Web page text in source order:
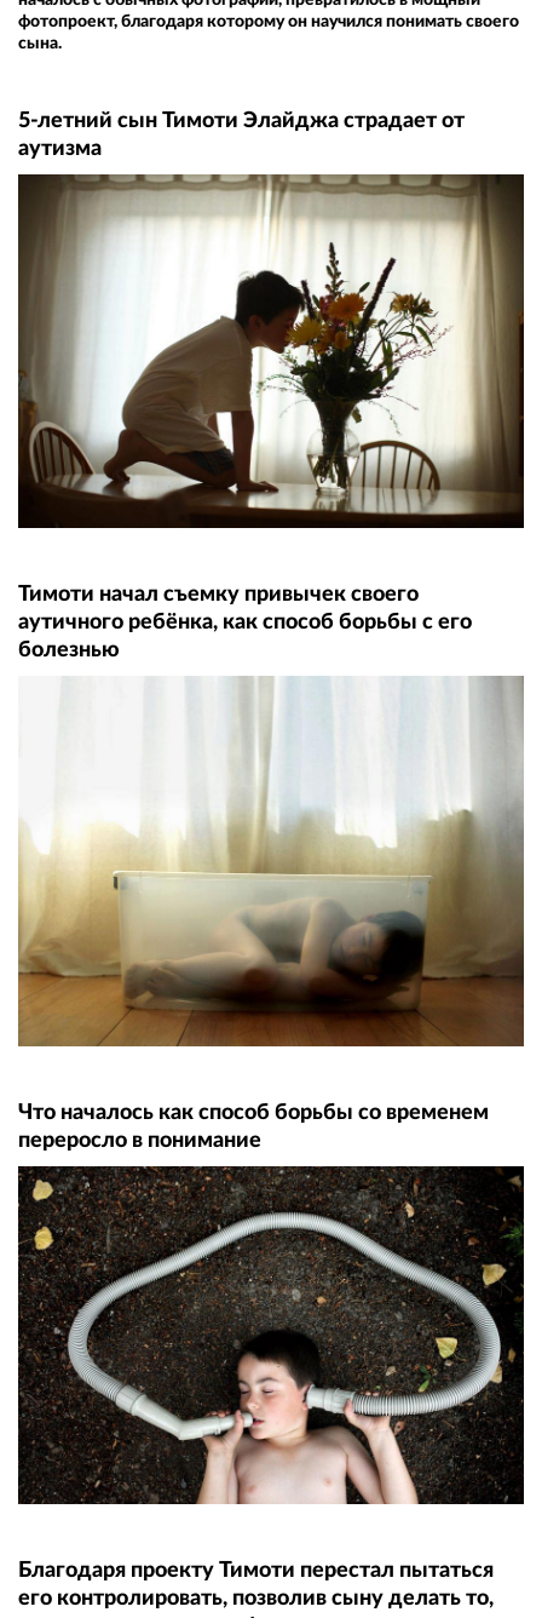
фотопроект, благодаря которому он научился понимать своего
сына.
5-летний сын Тимоти Элайджа страдает от
аутизма
Тимоти начал съемку привычек своего
аутичного ребёнка, как способ борьбы с его
болезнью
Что началось как способ борьбы со временем
переросло в понимание
Благодаря проекту Тимоти перестал пытаться
его контролировать, позволив сыну делать то,